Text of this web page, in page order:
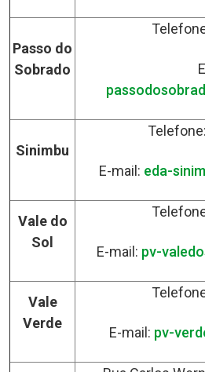
Passo do
Sobrado
Sinimbu
E-mail: eda-
Vale do
Sol
E-mail: pv-
Vale
Verde
E-mail: pv-